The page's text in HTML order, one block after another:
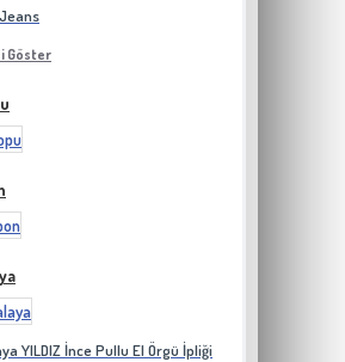
Göster
YILDIZ İnce Pullu El Örgü İpliği